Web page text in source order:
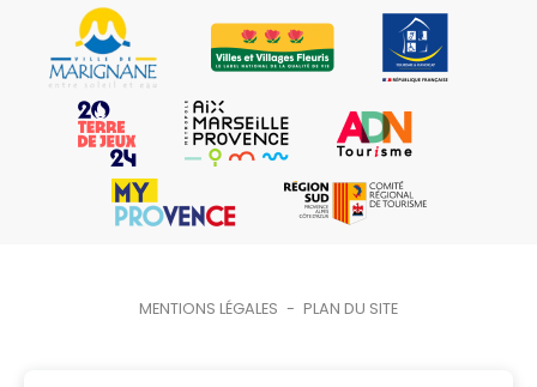
MENTIONS LÉGALES - PLAN DU SITE